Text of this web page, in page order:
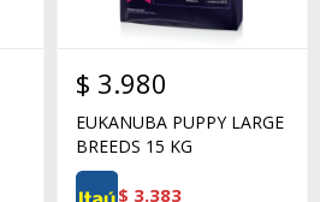
$ 3.980
EUKANUBA PUPPY LARGE
BREEDS 15 KG
$ 3.383